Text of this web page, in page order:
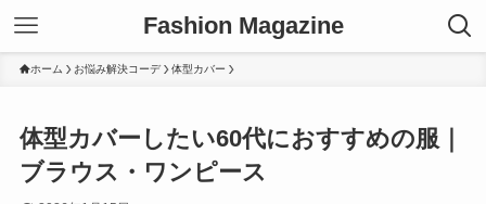
Fashion Magazine
ホーム お悩み解決コーデ 体型カバー
体型カバーしたい60代におすすめの服｜
ブラウス・ワンピース